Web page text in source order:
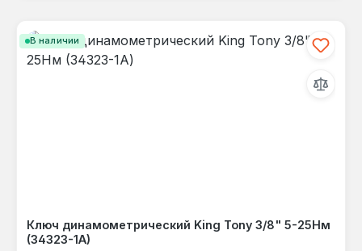
В наличии
Ключ динамометрический King Tony 3/8" 5-25Нм
(34323-1A)